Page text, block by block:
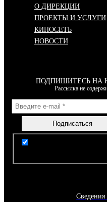
О ДИРЕКЦИИ
ПРОЕКТЫ И УСЛУГИ
КИНОСЕТЬ
НОВОСТИ
ПОДПИШИТЕСЬ НА
Рассылка не
Сведения